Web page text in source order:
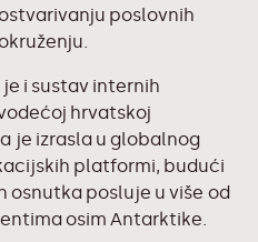
poslovnih
i sustav internih
hrvatskoj
je izrasla u globalnog
platformi, budući
osnutka posluje u više od
osim Antarktike.